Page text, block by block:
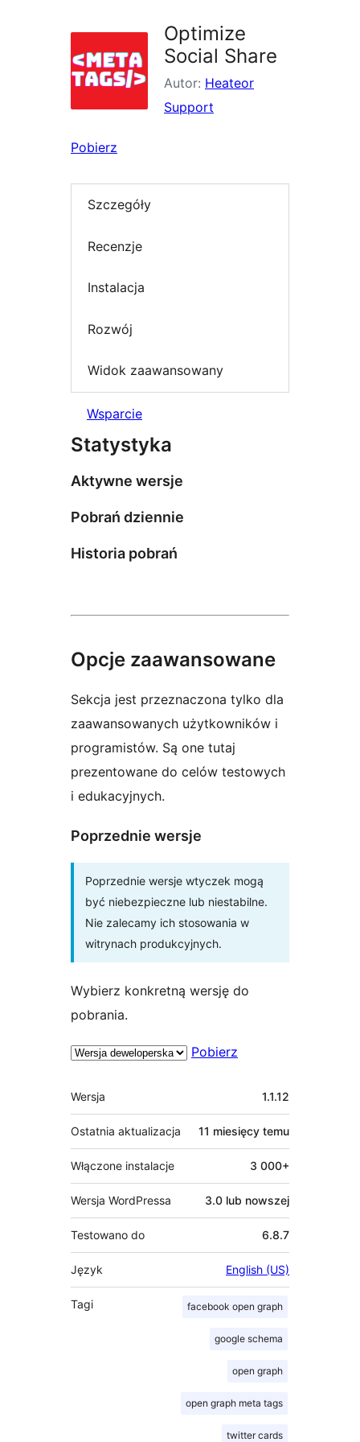
Optimize
Social Share
Autor: Heateor
Support
Pobierz
Szczegóły
Recenzje
Instalacja
Rozwój
Widok zaawansowany
Wsparcie
Statystyka
Aktywne wersje
Pobrań dziennie
Historia pobrań
Opcje zaawansowane
Sekcja jest przeznaczona tylko dla
zaawansowanych użytkowników i
programistów. Są one tutaj
prezentowane do celów testowych
i edukacyjnych.
Poprzednie wersje
Poprzednie wersje wtyczek mogą
być niebezpieczne lub niestabilne.
Nie zalecamy ich stosowania w
witrynach produkcyjnych.
Wybierz konkretną wersję do
pobrania.
Pobierz
Meta
Wersja 1.1.12
Ostatnia aktualizacja 11 miesięcy temu
Włączone instalacje 3 000+
Wersja WordPressa 3.0 lub nowszej
Testowano do 6.8.7
Język English (US)
Tagi facebook open graph
google schema
open graph
open graph meta tags
twitter cards